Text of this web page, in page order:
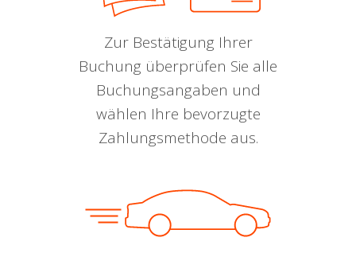
Zur Bestätigung Ihrer
Buchung überprüfen Sie alle
Buchungsangaben und
wählen Ihre bevorzugte
Zahlungsmethode aus.